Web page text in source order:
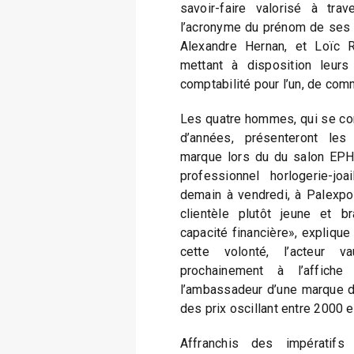
savoir-faire valorisé à
l’acronyme du prénom de
Alexandre Hernan, et Loïc
mettant à disposition
comptabilité pour l’un, de
Les quatre hommes, qui se
d’années, présenteront
marque lors du du salon
professionnel horlogerie-
demain à vendredi, à
clientèle plutôt jeune et
capacité financière»,
cette volonté, l’acteur
prochainement à
l’ambassadeur d’une
des prix oscillant entre 2000
Affranchis des